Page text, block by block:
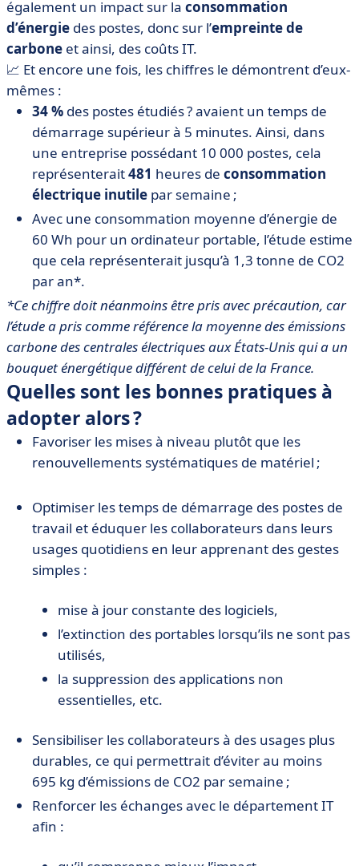
également un impact sur la consommation
d’énergie des postes, donc sur l’empreinte de
carbone et ainsi, des coûts IT.
📈 Et encore une fois, les chiffres le démontrent d’eux-
mêmes :
34 % des postes étudiés ? avaient un temps de
démarrage supérieur à 5 minutes. Ainsi, dans
une entreprise possédant 10 000 postes, cela
représenterait481 heures de consommation
électrique inutile par semaine ;
Avec une consommation moyenne d’énergie de
60 Wh pour un ordinateur portable, l’étude estime
que cela représenterait jusqu’à 1,3 tonne de CO2
par an*.
*Ce chiffre doit néanmoins être pris avec précaution, car
l’étude a pris comme référence la moyenne des émissions
carbone des centrales électriques aux États-Unis qui a un
bouquet énergétique différent de celui de la France.
Quelles sont les bonnes pratiques à
adopter alors ?
Favoriser les mises à niveau plutôt que les
renouvellements systématiques de matériel ;
Optimiser les temps de démarrage des postes de
travail et éduquer les collaborateurs dans leurs
usages quotidiens en leur apprenant des gestes
simples :
mise à jour constante des logiciels,
l’extinction des portables lorsqu’ils ne sont pas
utilisés,
la suppression des applications non
essentielles, etc.
Sensibiliser les collaborateurs à des usages plus
durables, ce qui permettrait d’éviter au moins
695 kg d’émissions de CO2 par semaine ;
Renforcer les échanges avec le département IT
afin :